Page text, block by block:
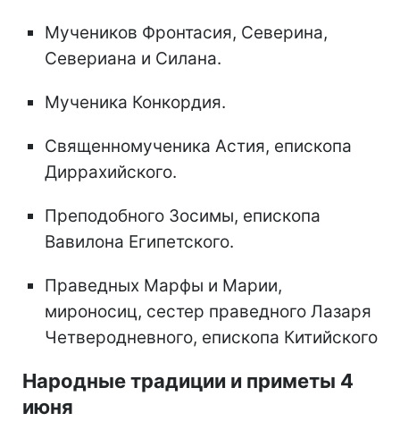
Мучеников Фронтасия, Северина,
Севериана и Силана.
Мученика Конкордия.
Священномученика Астия, епископа
Диррахийского.
Преподобного Зосимы, епископа
Вавилона Египетского.
Праведных Марфы и Марии,
мироносиц, сестер праведного Лазаря
Четверодневного, епископа Китийского
Народные традиции и приметы 4
июня